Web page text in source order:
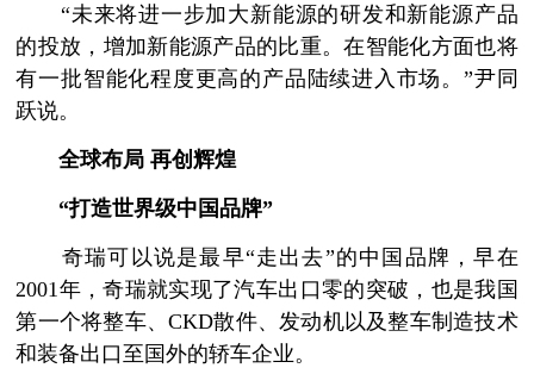
“未来将进一步加大新能源的研发和新能源产品
的投放，增加新能源产品的比重。在智能化方面也将
有一批智能化程度更高的产品陆续进入市场。”尹同
跃说。
全球布局 再创辉煌
“打造世界级中国品牌”
奇瑞可以说是最早“走出去”的中国品牌，早在
2001年，奇瑞就实现了汽车出口零的突破，也是我国
第一个将整车、CKD散件、发动机以及整车制造技术
和装备出口至国外的轿车企业。